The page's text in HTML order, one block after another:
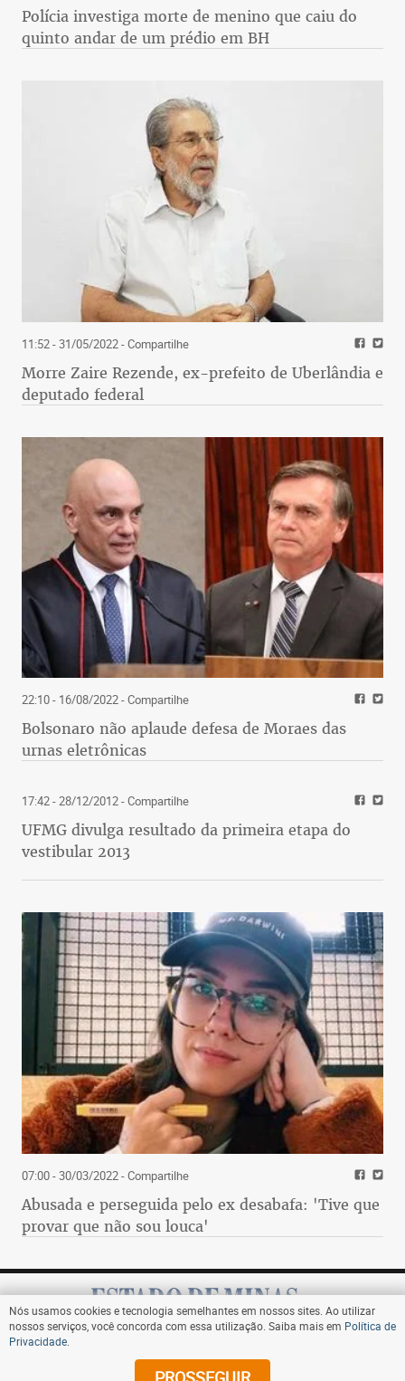
Polícia investiga morte de menino que caiu do
quinto andar de um prédio em BH
11:52 - 31/05/2022- Compartilhe
Morre Zaire Rezende, ex-prefeito de Uberlândia e
deputado federal
22:10 - 16/08/2022- Compartilhe
Bolsonaro não aplaude defesa de Moraes das
urnas eletrônicas
17:42 - 28/12/2012- Compartilhe
UFMG divulga resultado da primeira etapa do
vestibular 2013
07:00 - 30/03/2022- Compartilhe
Abusada e perseguida pelo ex desabafa: 'Tive que
provar que não sou louca'
Assine
Nós usamos cookies e tecnologia semelhantes em nossos sites. Ao utilizar
nossos serviços, você concorda com essa utilização. Saiba mais em Política de
Privacidade